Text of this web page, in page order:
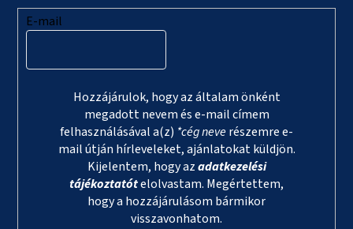
E-mail
Hozzájárulok, hogy az általam önként
megadott nevem és e-mail címem
felhasználásával a(z) *cég neverészemre e-
mail útján hírleveleket, ajánlatokat küldjön.
Kijelentem, hogy azadatkezelési
tájékoztatótelolvastam. Megértettem,
hogy a hozzájárulásom bármikor
visszavonhatom.